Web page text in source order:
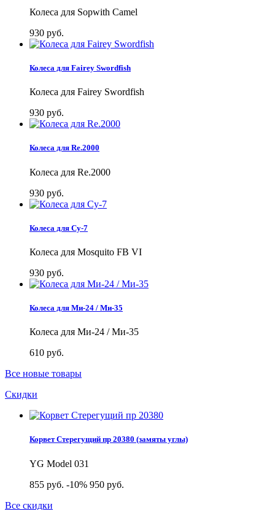
Колеса для Sopwith Camel
930 руб.
Колеса для Fairey Swordfish
Колеса для Fairey Swordfish
930 руб.
Колеса для Re.2000
Колеса для Re.2000
930 руб.
Колеса для Су-7
Колеса для Mosquito FB VI
930 руб.
Колеса для Ми-24 / Ми-35
Колеса для Ми-24 / Ми-35
610 руб.
Все новые товары
Скидки
Корвет Стерегущий пр 20380 (замяты углы)
YG Model 031
855 руб. -10% 950 руб.
Все скидки